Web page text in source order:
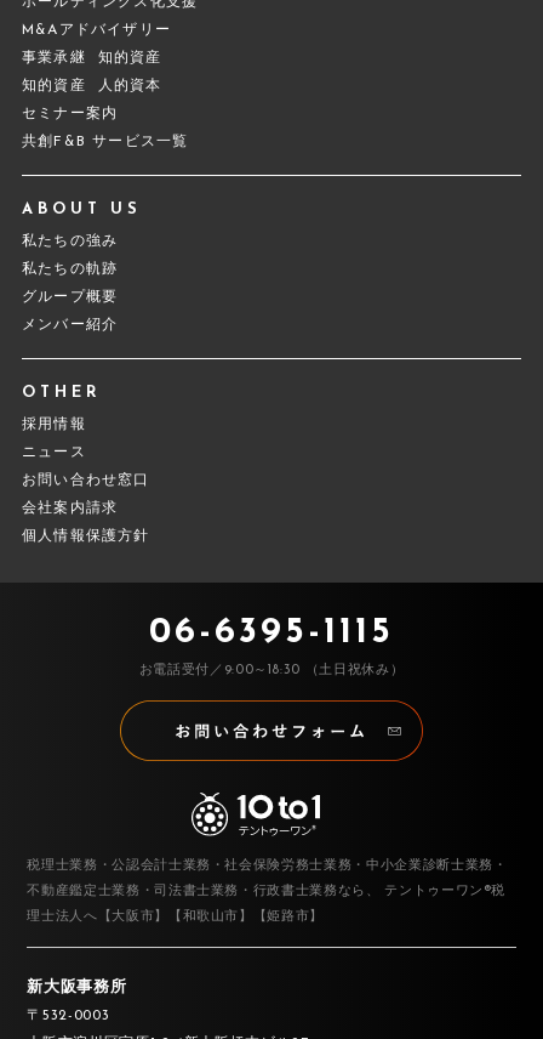
中堅向け営業マインド研修（アシスタント講師）
2024.11.01
2024.10.29
接遇マナー基礎研修（公開講座）
2024.10.25
顧客対応品質向上マナー研修（アシスタント講師）
日本サービスマナー協会（ハウスメーカー）
2024.10.09
メール・ビジネス文書マナー研修（公開講座）
接遇マナー基礎研修（公開講座）
日本サービスマナー協会
2024.09.27
オンライン新入社員研修（アシスタント講師）
日本サービスマナー協会（ハウスメーカー）
オンライン メール・文章力アップ講座
大阪（一般企業）
M&Aアドバイザリー
事業承継
知的資産
知的資産
人的資本
セミナー案内
共創F&B サービス一覧
ABOUT US
私たちの強み
私たちの軌跡
グループ概要
メンバー紹介
OTHER
採用情報
ニュース
お問い合わせ窓口
会社案内請求
個人情報保護方針
06-6395-1115
お電話受付／9:00～18:30 （土日祝休み）
税理士業務・公認会計士業務・社会保険労務士業務・中小企業診断士業務・
不動産鑑定士業務・司法書士業務・行政書士業務なら、
テントゥーワン®税
理士法人へ【大阪市】【和歌山市】【姫路市】
新大阪事務所
〒532-0003